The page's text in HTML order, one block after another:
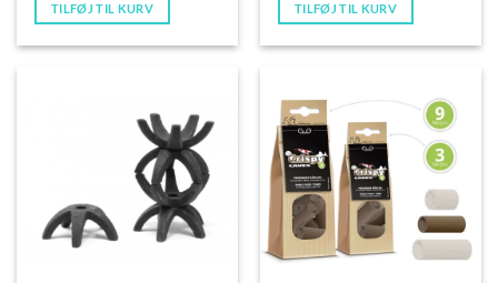
TILFØJ TIL KURV TILFØJ TIL KURV